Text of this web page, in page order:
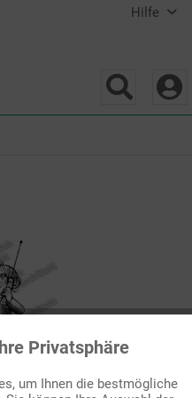
Hilfe
Aktiv
Privatsphäre
um Ihnen die bestmögliche